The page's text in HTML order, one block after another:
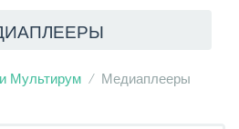
Мультирум Медиаплееры